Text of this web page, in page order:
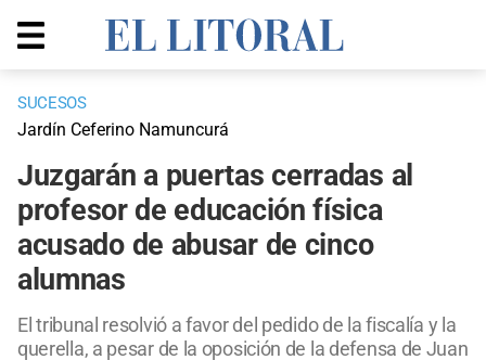
SUCESOS
Jardín Ceferino Namuncurá
Juzgarán a puertas cerradas al
profesor de educación física
acusado de abusar de cinco
alumnas
El tribunal resolvió a favor del pedido de la fiscalía y la
querella, a pesar de la oposición de la defensa de Juan